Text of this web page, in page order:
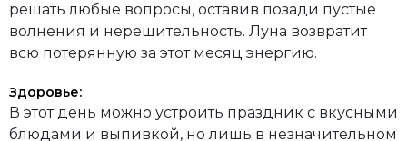
решать любые вопросы, оставив позади пустые
волнения и нерешительность. Луна возвратит
всю потерянную за этот месяц энергию.
Здоровье:
В этот день можно устроить праздник с вкусными
блюдами и выпивкой, но лишь в незначительном